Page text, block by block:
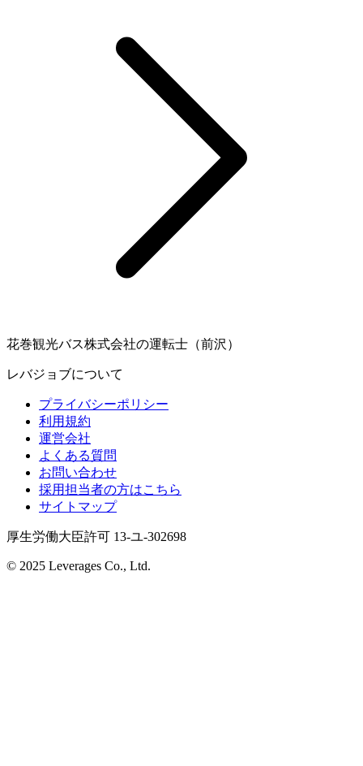
花巻観光バス株式会社の運転士（前沢）
レバジョブについて
プライバシーポリシー
利用規約
運営会社
よくある質問
お問い合わせ
採用担当者の方はこちら
サイトマップ
厚生労働大臣許可 13-ユ-302698
© 2025 Leverages Co., Ltd.